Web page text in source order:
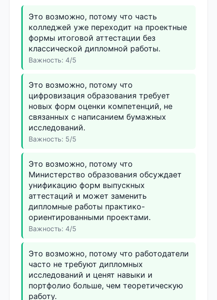
Это возможно, потому что часть
колледжей уже переходит на проектные
формы итоговой аттестации без
классической дипломной работы.
Важность: 4/5
Это возможно, потому что
цифровизация образования требует
новых форм оценки компетенций, не
связанных с написанием бумажных
исследований.
Важность: 5/5
Это возможно, потому что
Министерство образования обсуждает
унификацию форм выпускных
аттестаций и может заменить
дипломные работы практико-
ориентированными проектами.
Важность: 4/5
Это возможно, потому что работодатели
часто не требуют дипломных
исследований и ценят навыки и
портфолио больше, чем теоретическую
работу.